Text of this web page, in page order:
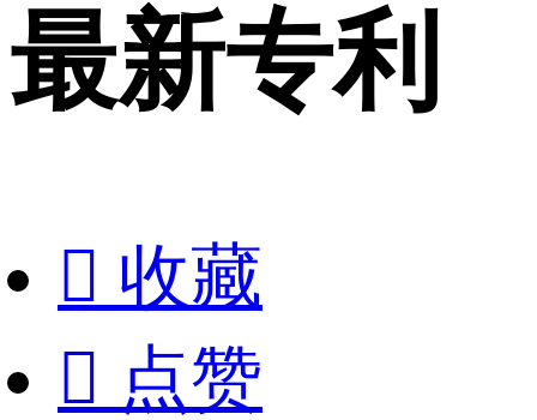
最新专利
 收藏
 点赞